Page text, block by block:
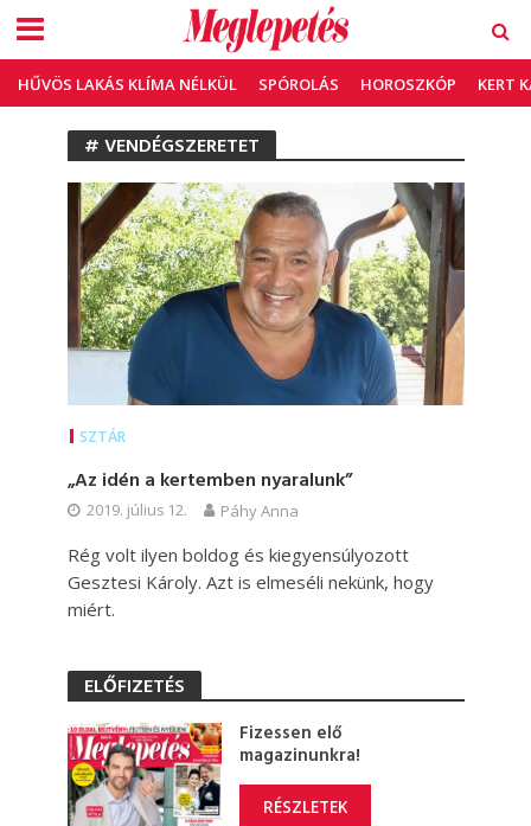
HŰVÖS LAKÁS KLÍMA NÉLKÜL SPÓROLÁS HOROSZKÓP KERT
# VENDÉGSZERETET
SZTÁR
„Az idén a kertemben nyaralunk”
2019. július 12. Páhy Anna
Rég volt ilyen boldog és kiegyensúlyozott
Gesztesi Károly. Azt is elmeséli nekünk, hogy
miért.
ELŐFIZETÉS
Fizessen elő
magazinunkra!
RÉSZLETEK